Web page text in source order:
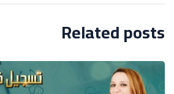
Related posts